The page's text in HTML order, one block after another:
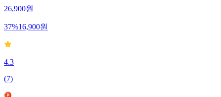
26,900원
37%16,900원
4.3
(7)